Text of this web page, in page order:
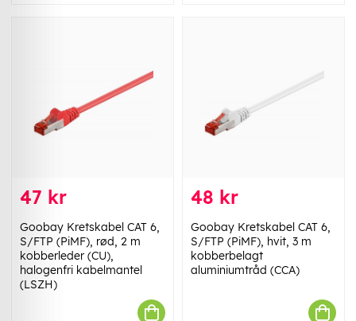
47 kr
Goobay Kretskabel CAT 6,
S/FTP (PiMF), rød, 2 m
kobberleder (CU),
halogenfri kabelmantel
(LSZH)
48 kr
Goobay Kretskabel CAT 6,
S/FTP (PiMF), hvit, 3 m
kobberbelagt
aluminiumtråd (CCA)